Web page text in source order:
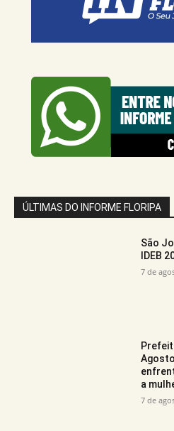
ÚLTIMAS DO INFORME FLORIPA
São
IDEB
7 de
a
7 de